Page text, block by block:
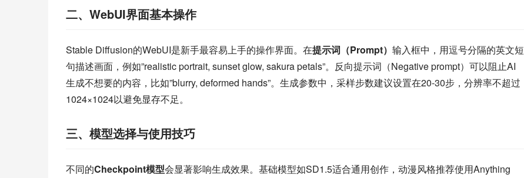
二、WebUI界面基本操作
Stable Diffusion的WebUI是新手最容易上手的操作界面。在提示词（Prompt） 输入框中，用逗号分隔的英文短
句描述画面，例如”realistic portrait, sunset glow, sakura petals”。反向提示词（Negative prompt）可以阻止AI
生成不想要的内容，比如”blurry, deformed hands”。生成参数中，采样步数建议设置在20-30步，分辨率不超过
1024×1024以避免显存不足。
三、模型选择与使用技巧
不同的Checkpoint模型会显著影响生成效果。基础模型如SD1.5适合通用创作，动漫风格推荐使用Anything